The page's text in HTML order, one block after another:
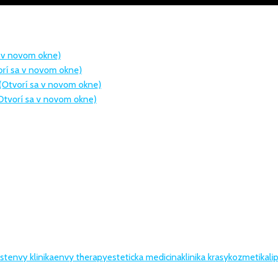
novom okne)
sa v novom okne)
sa v novom okne)
sa v novom okne)
envy klinikaenvy therapyesteticka medicinaklinika krasykozmetika